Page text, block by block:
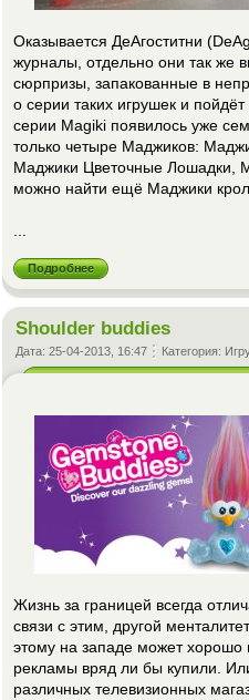
Оказывается ДеАгоститни
журналы, отдельно они так же
сюрпризы, запакованные в
о серии таких игрушек и
серии Magiki появилось уже
только четыре Маджиков:
Маджики Цветочные Лошадки,
можно найти ещё Маджики
...
Подробнее
Shoulder buddies
Дата: 25-04-2013, 16:47 Категория:
Жизнь за границей всегда
связи с этим, другой
этому на западе может хорошо
рекламы вряд ли бы купили.
различных телевизионных